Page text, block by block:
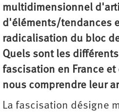
multidimensionnel
d'éléments/tendances
radicalisation du bloc
Quels sont les
fascisation en France
nous comprendre leur
La fascisation désigne